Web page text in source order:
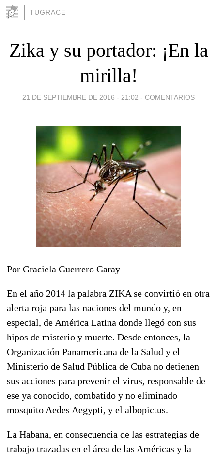
TUGRACE
Zika y su portador: ¡En la
mirilla!
21 DE SEPTIEMBRE DE 2016 - 21:02 - COMENTARIOS
Por Graciela Guerrero Garay
En el año 2014 la palabra ZIKA se convirtió en otra
alerta roja para las naciones del mundo y, en
especial, de América Latina donde llegó con sus
hipos de misterio y muerte. Desde entonces, la
Organización Panamericana de la Salud y el
Ministerio de Salud Pública de Cuba no detienen
sus acciones para prevenir el virus, responsable de
ese ya conocido, combatido y no eliminado
mosquito Aedes Aegypti, y el albopictus.
La Habana, en consecuencia de las estrategias de
trabajo trazadas en el área de las Américas y la